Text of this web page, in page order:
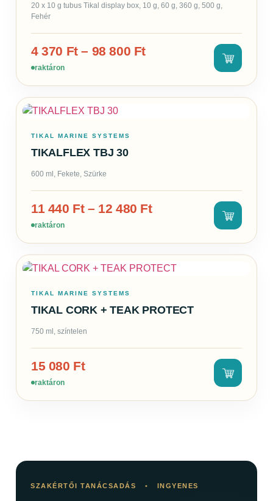
20 x 10 g tubus Tikal display box, 10 g, 60 g, 360 g, 500 g,
Fehér
4 370 Ft– 98 800 Ft
raktáron
TIKAL MARINE SYSTEMS
TIKALFLEX TBJ 30
600 ml, Fekete, Szürke
11 440 Ft– 12 480 Ft
raktáron
TIKAL MARINE SYSTEMS
TIKAL CORK + TEAK PROTECT
750 ml, színtelen
15 080 Ft
raktáron
SZAKÉRTŐI TANÁCSADÁS • INGYENES